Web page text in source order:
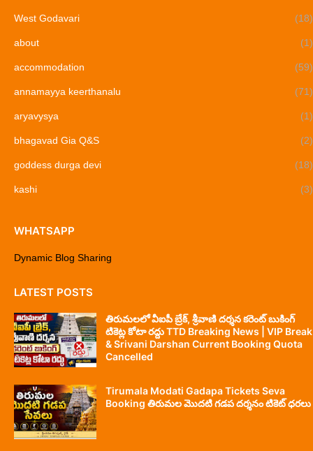
West Godavari (18)
about (1)
accommodation (59)
annamayya keerthanalu (71)
aryavysya (1)
bhagavad Gia Q&S (2)
goddess durga devi (18)
kashi (3)
WHATSAPP
Dynamic Blog Sharing
LATEST POSTS
తిరుమలలో వీఐపీ బ్రేక్, శ్రీవాణి దర్శన కరెంట్ బుకింగ్
టికెట్ల కోటా రద్దు TTD Breaking News | VIP Break
& Srivani Darshan Current Booking Quota
Cancelled
Tirumala Modati Gadapa Tickets Seva
Booking తిరుమల మొదటి గడప దర్శనం టికెట్ ధరలు